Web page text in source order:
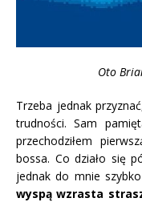
Oto
Trzeba jednak
trudności. Sam
przechodziłem
bossa. Co działo się
jednak do mnie
wyspą wzrasta